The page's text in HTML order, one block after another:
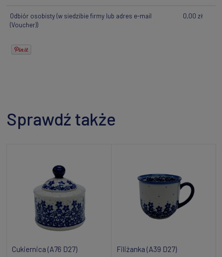
Odbiór osobisty(w siedzibie firmy lub adres e-mail
(Voucher))
0,00 zł
Sprawdź także
Cukiernica (A76 D27) Filiżanka (A39 D27)